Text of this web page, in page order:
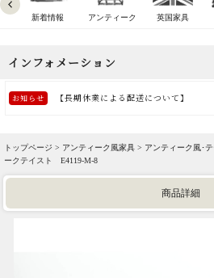
新着情報 アンティーク 英国家具
トップページ > アンティーク風家具 > アンティーク風･
ークテイスト E4119-M-8
商品詳細